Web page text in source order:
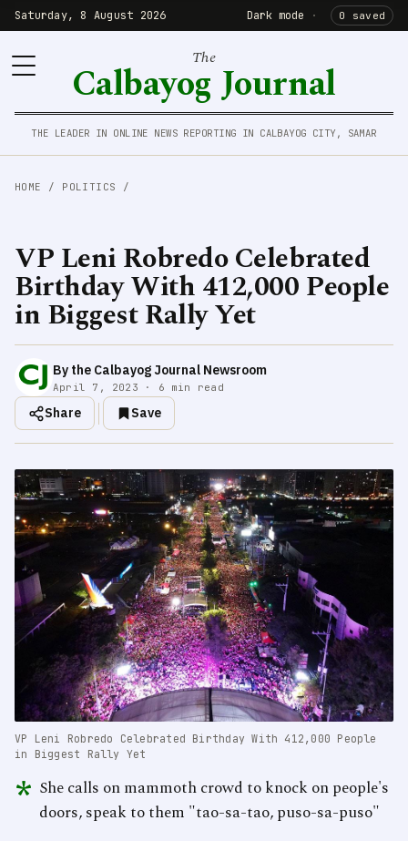
Saturday, 8 August 2026 Dark mode · 0 saved
The
Calbayog Journal
THE LEADER IN ONLINE NEWS REPORTING IN CALBAYOG CITY, SAMAR
HOME / POLITICS /
VP Leni Robredo Celebrated
Birthday With 412,000 People
in Biggest Rally Yet
By the Calbayog Journal Newsroom
April 7, 2023 · 6 min read
Share Save
VP Leni Robredo Celebrated Birthday With 412,000 People
in Biggest Rally Yet
* She calls on mammoth crowd to knock on people's
doors, speak to them "tao-sa-tao, puso-sa-puso"